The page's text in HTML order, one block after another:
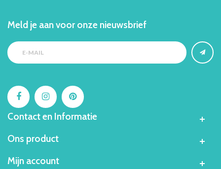
Meld je aan voor onze nieuwsbrief
Contact en Informatie
Ons product
Mijn account